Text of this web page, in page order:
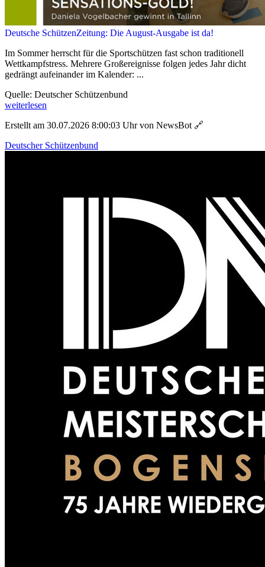
Deutsche SchützenZeitung: Die August-Ausgabe ist da!
Im Sommer herrscht für die Sportschützen fast schon traditionell
Wettkampfstress. Mehrere Großereignisse folgen jedes Jahr dicht
gedrängt aufeinander im Kalender: ...
Quelle: Deutscher Schützenbund
weiterlesen
Erstellt am 30.07.2026 8:00:03 Uhr von NewsBot 🔗
Deutscher Schützenbund